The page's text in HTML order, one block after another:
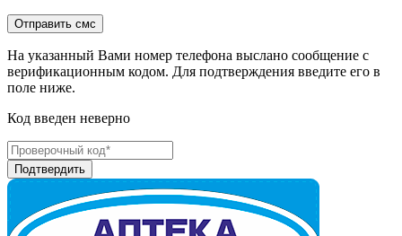
На указанный Вами номер телефона выслано сообщение с
верификационным кодом. Для подтверждения введите его в
поле ниже.
Код введен неверно